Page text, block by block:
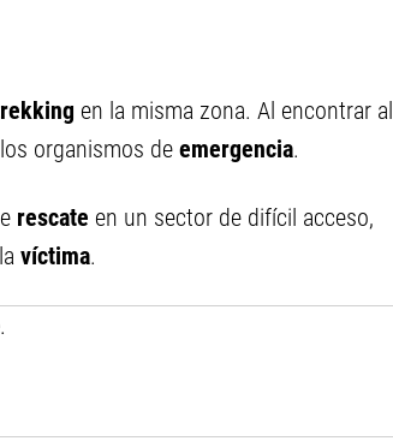
en la misma zona. Al encontrar al
organismos de emergencia.
rescate en un sector de difícil acceso,
víctima.